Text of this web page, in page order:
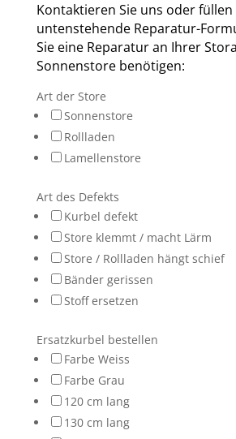
Kontaktieren Sie uns oder füllen
untenstehende Reparatur-
Sie eine Reparatur an Ihrer
Sonnenstore benötigen:
Art der Store
Sonnenstore
Rollladen
Lamellenstore
Art des Defekts
Kurbel defekt
Store klemmt / macht Lärm
Store / Rollladen hängt schief
Bänder gerissen
Stoff ersetzen
Ersatzkurbel bestellen
Farbe Weiss
Farbe Grau
120 cm lang
130 cm lang